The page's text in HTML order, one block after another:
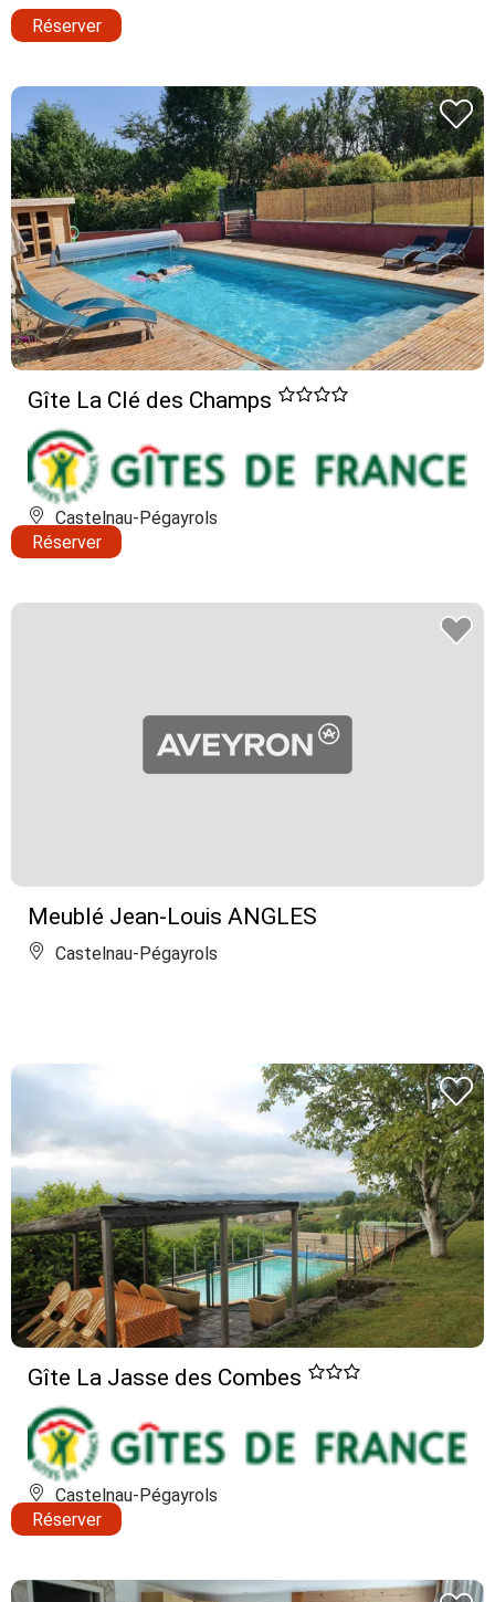
Réserver
Gîte La Clé des Champs
Castelnau-Pégayrols
Réserver
Meublé Jean-Louis ANGLES
Castelnau-Pégayrols
Gîte La Jasse des Combes
Castelnau-Pégayrols
Réserver